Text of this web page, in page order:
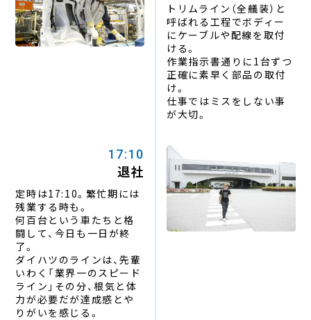
トリムライン（全艤装）と
呼ばれる工程でボディー
にケーブルや配線を取付
ける。
作業指示書通りに1台ずつ
正確に素早く部品の取付
け。
仕事ではミスをしない事
が大切。
17:10
退社
定時は17:10。繁忙期には
残業する時も。
何百台という車たちと格
闘して、今日も一日が終
了。
ダイハツのラインは、先輩
いわく「業界一のスピード
ライン」その分、根気と体
力が必要だが達成感とや
りがいを感じる。